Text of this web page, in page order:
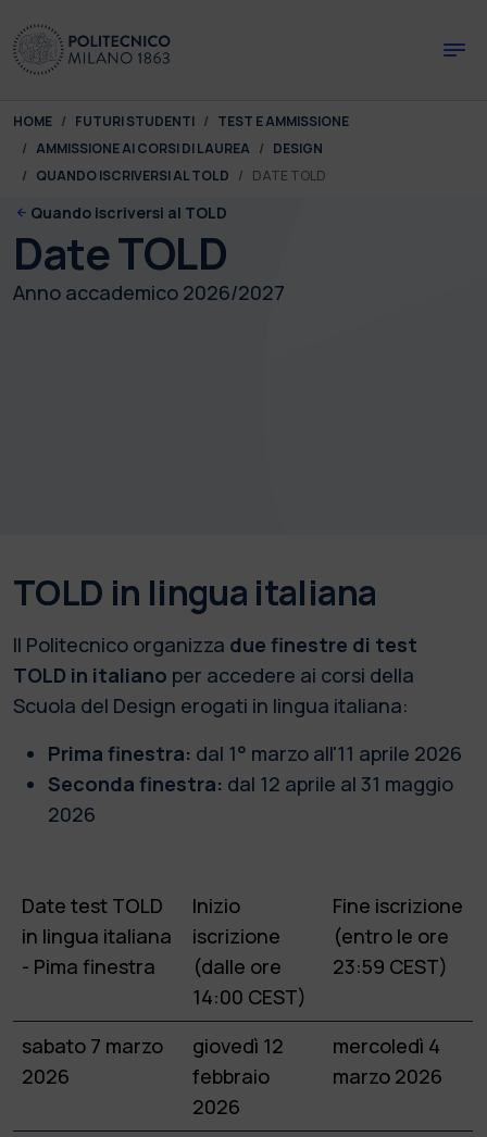
You are here:
HOME FUTURI STUDENTI
TEST E AMMISSIONE
AMMISSIONE AI CORSI DI LAUREA
DESIGN
QUANDO ISCRIVERSI AL TOLD
DATE TOLD
Quando iscriversi al TOLD
Date TOLD
Anno accademico 2026/2027
TOLD in lingua italiana
Il Politecnico organizza due finestre di test
TOLD in italiano per accedere ai corsi della
Scuola del Design erogati in lingua italiana:
Prima finestra: dal 1° marzo all'11 aprile 2026
Seconda finestra: dal 12 aprile al 31 maggio
2026
Date test TOLD
in lingua italiana
- Pima finestra
Inizio
iscrizione
(dalle ore
14:00 CEST)
Fine iscrizione
(entro le ore
23:59 CEST)
sabato 7 marzo
2026
giovedì 12
febbraio
2026
mercoledì 4
marzo 2026